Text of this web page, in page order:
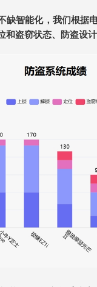
缺智能化，我们根据
和盗窃状态、防盗设计